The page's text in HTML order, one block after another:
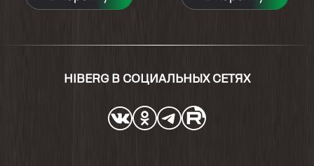
HIBERG В СОЦИАЛЬНЫХ СЕТЯХ